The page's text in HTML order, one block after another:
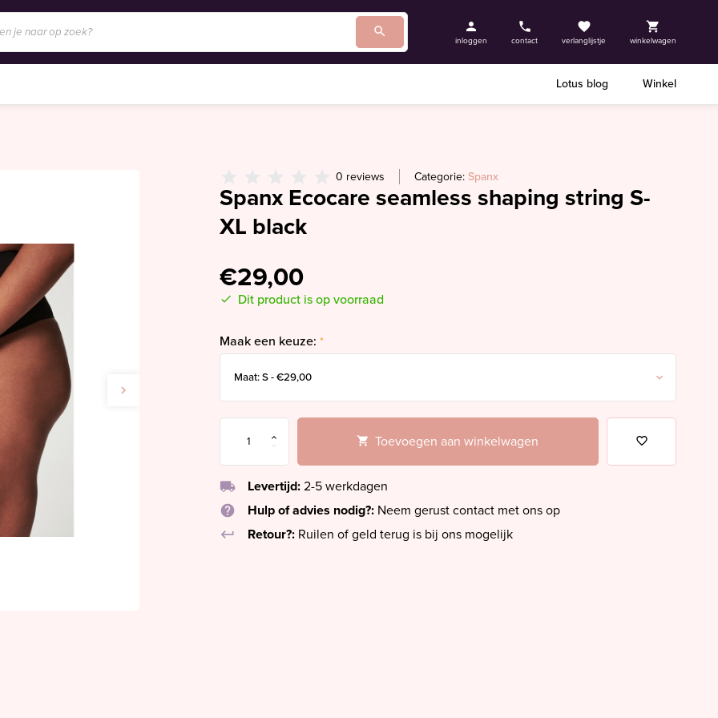
inloggen contact verlanglijstje winkelwagen
Lotus blog Winkel
0 reviews Categorie: Spanx
Spanx Ecocare seamless shaping string S-
XL black
€29,00
Dit product is op voorraad
Maak een keuze: *
Toevoegen aan winkelwagen
local_shipping Levertijd: 2-5 werkdagen
help
Hulp of advies nodig?: Neem gerust contact met ons op
keyboard_return
Retour?: Ruilen of geld terug is bij ons mogelijk